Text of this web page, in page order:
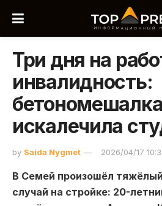
Три дня на
инвалидность:
бетономешалка
искалечила
by Saida Nygmet 2026/04/17
В Семей произошёл
случай на стройке: 20-